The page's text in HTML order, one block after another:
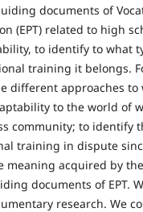
documents of
(EPT) related to high
to identify to what
training it belongs.
different approaches to
to the world of
community; to identify
training in dispute
meaning acquired by
documents of EPT.
research. We